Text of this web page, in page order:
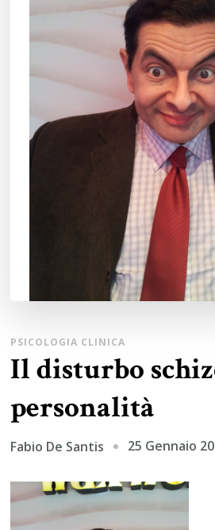
PSICOLOGIA CLINICA
Il disturbo
personalità
Fabio De Santis 25 Gennaio